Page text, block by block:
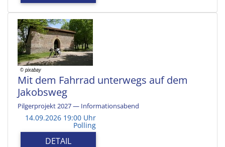
Mit dem Fahrrad unterwegs auf dem
Jakobsweg
Pilgerprojekt 2027 — Informationsabend
14.09.2026 19:00 Uhr
Polling
DETAIL